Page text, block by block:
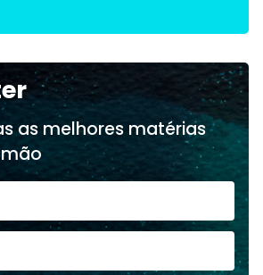
as melhores matérias